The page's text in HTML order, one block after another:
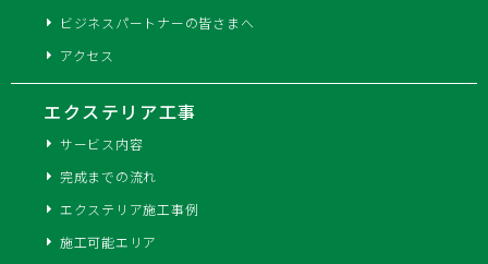
ビジネスパートナーの皆さまへ
アクセス
エクステリア工事
サービス内容
完成までの流れ
エクステリア施工事例
施工可能エリア